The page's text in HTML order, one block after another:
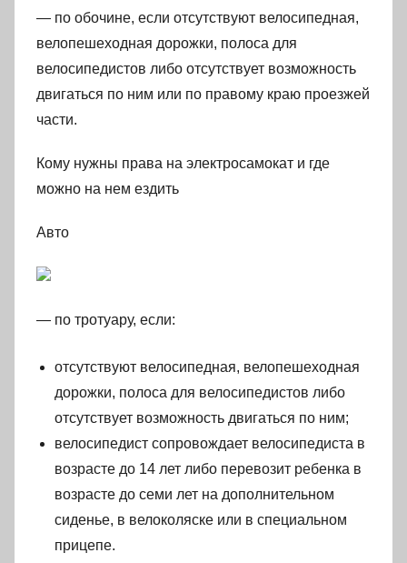
— по обочине, если отсутствуют велосипедная,
велопешеходная дорожки, полоса для
велосипедистов либо отсутствует возможность
двигаться по ним или по правому краю проезжей
части.
Кому нужны права на электросамокат и где
можно на нем ездить
Авто
— по тротуару, если:
отсутствуют велосипедная, велопешеходная
дорожки, полоса для велосипедистов либо
отсутствует возможность двигаться по ним;
велосипедист сопровождает велосипедиста в
возрасте до 14 лет либо перевозит ребенка в
возрасте до семи лет на дополнительном
сиденье, в велоколяске или в специальном
прицепе.